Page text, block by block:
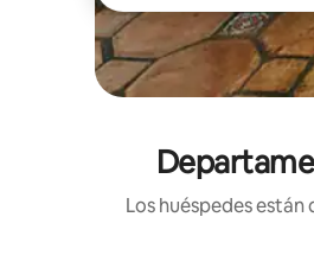
Los huéspedes